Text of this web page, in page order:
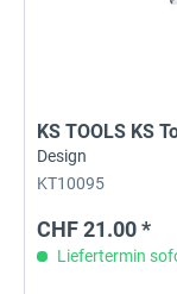
KS TOOLS KS
Design
KT10095
CHF 21.00 *
Liefertermin